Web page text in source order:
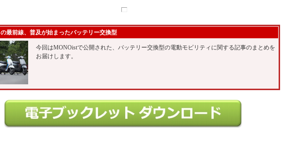
海外生産
最前線、普及が始まったバッテリー交換型
今回はMONOistで公開された、バッテリー交換型の電動モビリティに関する記事のまとめを
お届けします。